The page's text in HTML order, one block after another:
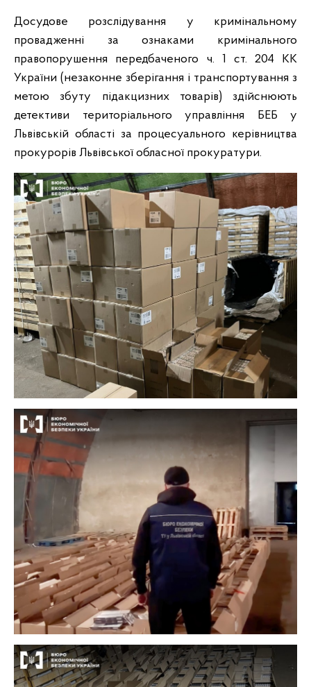
Досудове розслідування у кримінальному
провадженні за ознаками кримінального
правопорушення передбаченого ч. 1 ст. 204 КК
України (незаконне зберігання і транспортування з
метою збуту підакцизних товарів) здійснюють
детективи територіального управління БЕБ у
Львівській області за процесуального керівництва
прокурорів Львівської обласної прокуратури.